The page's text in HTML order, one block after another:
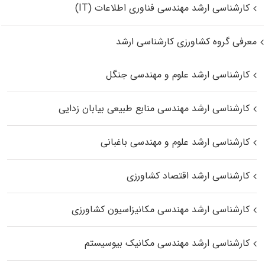
کارشناسی ارشد مهندسی فناوری اطلاعات (IT)
معرفی گروه کشاورزی کارشناسی ارشد
کارشناسی ارشد علوم و مهندسی جنگل
کارشناسی ارشد مهندسی منابع طبیعی بیابان زدایی
کارشناسی ارشد علوم و مهندسی باغبانی
کارشناسی ارشد اقتصاد کشاورزی
کارشناسی ارشد مهندسی مکانیزاسیون کشاورزی
کارشناسی ارشد مهندسی مکانیک بیوسیستم